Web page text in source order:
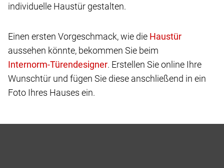
individuelle Haustür gestalten.
Einen ersten Vorgeschmack, wie die
aussehen könnte, bekommen Sie beim
. Erstellen Sie online Ihre
Wunschtür und fügen Sie diese anschließend in ein
Foto Ihres Hauses ein.